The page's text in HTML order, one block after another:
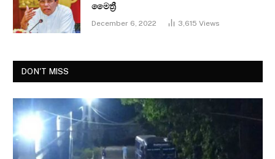
මෛත්‍රී
December 6, 2022 3,615 Views
DON'T MISS